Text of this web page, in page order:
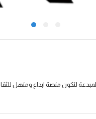
لتكون منصة ابداع ومنهل